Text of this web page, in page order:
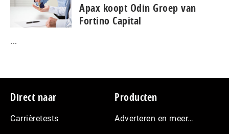
Apax koopt Odin Groep van
Fortino Capital
...
Footer
Direct naar
Carrièretests
Producten
Adverteren en meer…